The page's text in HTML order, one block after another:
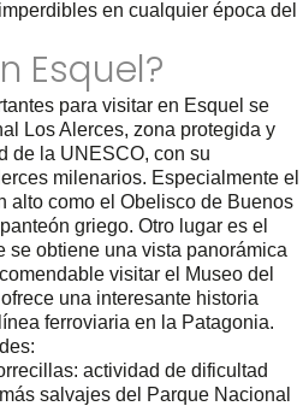
en cualquier época del
Esquel?
para visitar en Esquel se
Los Alerces, zona protegida y
de la UNESCO, con su
milenarios. Especialmente el
alto como el Obelisco de Buenos
griego. Otro lugar es el
se obtiene una vista panorámica
visitar el Museo del
una interesante historia
ferroviaria en la Patagonia.
actividad de dificultad
salvajes del Parque Nacional